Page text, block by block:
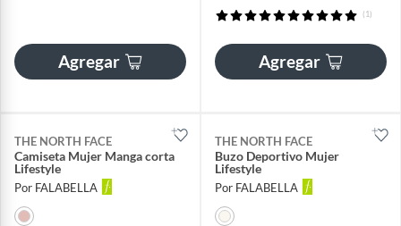
Agregar
(1)
Agregar
THE NORTH FACE
Camiseta Mujer Manga corta
Lifestyle
Por FALABELLA
THE NORTH FACE
Buzo Deportivo Mujer
Lifestyle
Por FALABELLA